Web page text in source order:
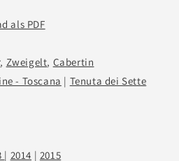
als PDF
, Zweigelt, Cabertin
- Toscana | Tenuta dei Sette
| 2014 | 2015